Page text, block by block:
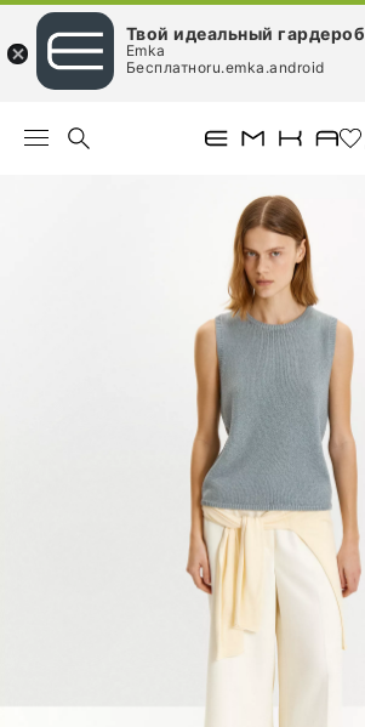
Твой идеальный гардероб
Emka
Бесплатноru.emka.android